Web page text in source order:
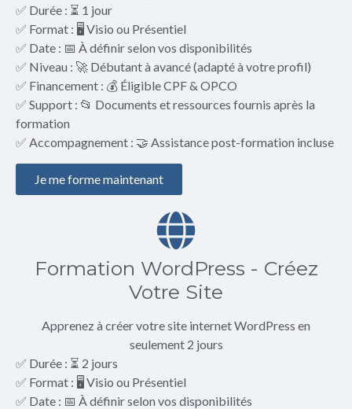
✅ Durée : ⏳ 1 jour
✅ Format : 🖥️ Visio ou Présentiel
✅ Date : 📅 À définir selon vos disponibilités
✅ Niveau : 🚀 Débutant à avancé (adapté à votre profil)
✅ Financement : 💰 Éligible CPF & OPCO
✅ Support : 📂 Documents et ressources fournis après la
formation
✅ Accompagnement : 🤝 Assistance post-formation incluse
Je me forme maintenant
Formation WordPress - Créez
Votre Site
Apprenez à créer votre site internet WordPress en
seulement 2 jours
✅ Durée : ⏳ 2 jours
✅ Format : 🖥️ Visio ou Présentiel
✅ Date : 📅 À définir selon vos disponibilités